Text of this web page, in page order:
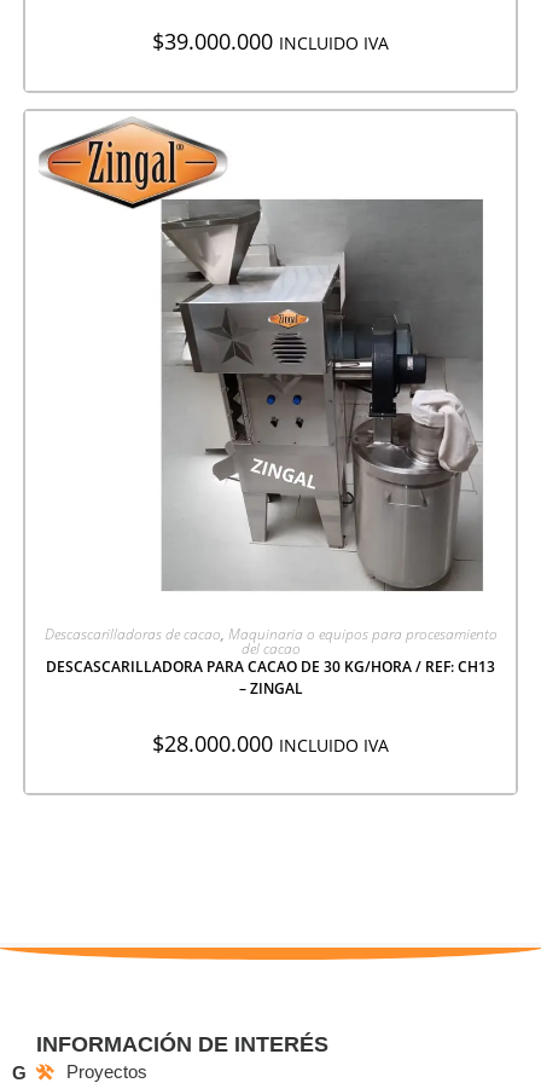
$39.000.000 INCLUIDO IVA
AGREGAR A COTIZACIÓN
Descascarilladoras de cacao, Maquinaria o equipos para procesamiento
del cacao
DESCASCARILLADORA PARA CACAO DE 30 KG/HORA / REF: CH13
– ZINGAL
$28.000.000 INCLUIDO IVA
G
INFORMACIÓN DE INTERÉS
Proyectos